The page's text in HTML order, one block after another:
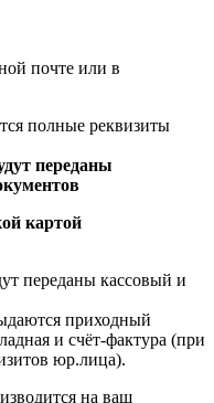
почте или в
полные реквизиты
переданы
картой
переданы кассовый и
приходный
и счёт-фактура (при
юр.лица).
на ваш